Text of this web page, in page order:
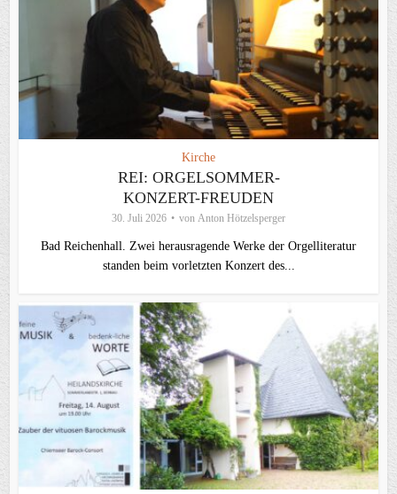
Kirche
REI: ORGELSOMMER-
KONZERT-FREUDEN
30. Juli 2026 von Anton Hötzelsperger
Bad Reichenhall. Zwei herausragende Werke der Orgelliteratur
standen beim vorletzten Konzert des...